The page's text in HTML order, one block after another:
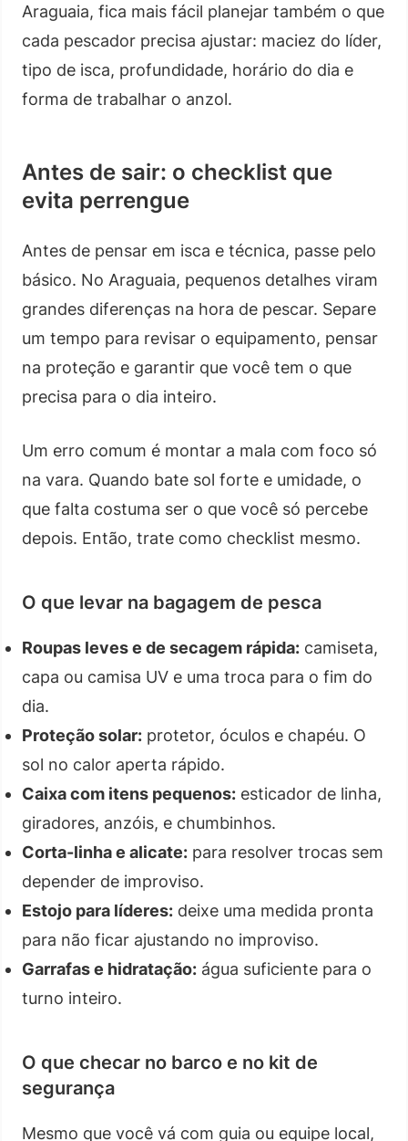
Araguaia, fica mais fácil planejar também o que
cada pescador precisa ajustar: maciez do líder,
tipo de isca, profundidade, horário do dia e
forma de trabalhar o anzol.
Antes de sair: o checklist que
evita perrengue
Antes de pensar em isca e técnica, passe pelo
básico. No Araguaia, pequenos detalhes viram
grandes diferenças na hora de pescar. Separe
um tempo para revisar o equipamento, pensar
na proteção e garantir que você tem o que
precisa para o dia inteiro.
Um erro comum é montar a mala com foco só
na vara. Quando bate sol forte e umidade, o
que falta costuma ser o que você só percebe
depois. Então, trate como checklist mesmo.
O que levar na bagagem de pesca
Roupas leves e de secagem rápida: camiseta,
capa ou camisa UV e uma troca para o fim do
dia.
Proteção solar: protetor, óculos e chapéu. O
sol no calor aperta rápido.
Caixa com itens pequenos: esticador de linha,
giradores, anzóis, e chumbinhos.
Corta-linha e alicate: para resolver trocas sem
depender de improviso.
Estojo para líderes: deixe uma medida pronta
para não ficar ajustando no improviso.
Garrafas e hidratação: água suficiente para o
turno inteiro.
O que checar no barco e no kit de
segurança
Mesmo que você vá com guia ou equipe local,